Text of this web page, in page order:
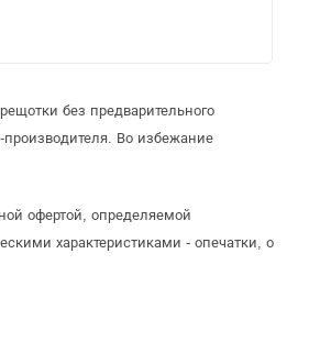
без предварительного
Во избежание
офертой, определяемой
характеристиками - опечатки, о